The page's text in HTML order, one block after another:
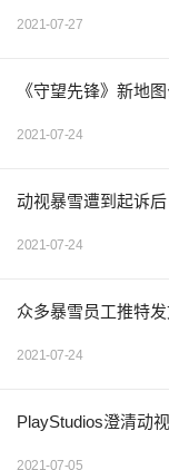
2021-07-27
《守望先锋》新地
2021-07-24
动视暴雪遭到起诉
2021-07-24
众多暴雪员工推特
2021-07-24
PlayStudios澄清动
2021-07-05